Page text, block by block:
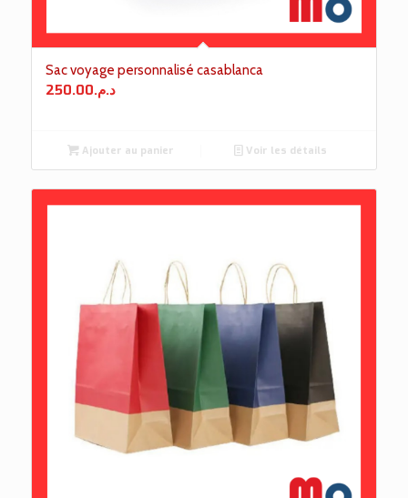
Sac voyage personnalisé casablanca
د.م.250.00
Ajouter au panier Voir les détails